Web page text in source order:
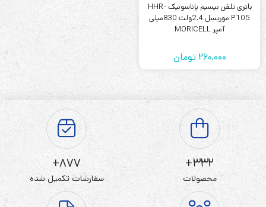
باتری تلفن بیسیم پاناسونیک HHR-
P105 موریسل 2.4ولت 830میلی
آمپر MORICELL
260,000 تومان
332+
محصولات
877+
سفارشات تکمیل شده